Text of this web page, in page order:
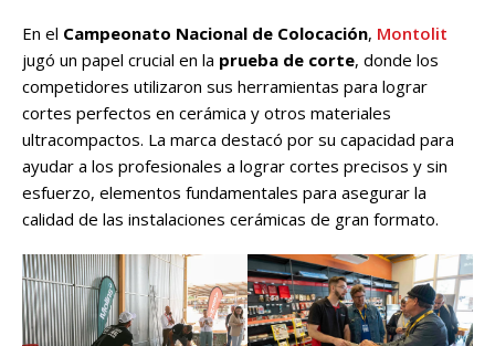
En el Campeonato Nacional de Colocación, Montolit
jugó un papel crucial en la prueba de corte, donde los
competidores utilizaron sus herramientas para lograr
cortes perfectos en cerámica y otros materiales
ultracompactos. La marca destacó por su capacidad para
ayudar a los profesionales a lograr cortes precisos y sin
esfuerzo, elementos fundamentales para asegurar la
calidad de las instalaciones cerámicas de gran formato.